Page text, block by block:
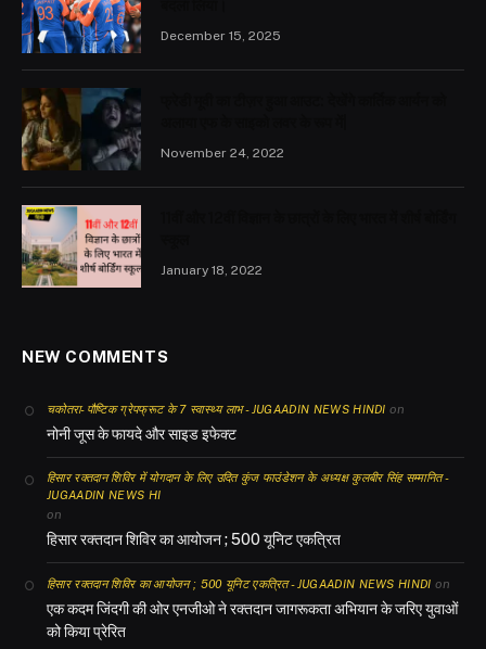
December 15, 2025
November 24, 2022
January 18, 2022
NEW COMMENTS
चकोतरा- पौष्टिक ग्रेपफ्रूट के 7 स्वास्थ्य लाभ - JUGAADIN NEWS HINDI on
नोनी जूस के फायदे और साइड इफेक्ट
हिसार रक्तदान शिविर में योगदान के लिए उदित कुंज फाउंडेशन के अध्यक्ष कुलबीर सिंह सम्मानित -
JUGAADIN NEWS HI
on
हिसार रक्तदान शिविर का आयोजन ; 500 यूनिट एकत्रित
हिसार रक्तदान शिविर का आयोजन ; 500 यूनिट एकत्रित - JUGAADIN NEWS HINDI on
एक कदम जिंदगी की ओर एनजीओ ने रक्तदान जागरूकता अभियान के जरिए युवाओं
को किया प्रेरित